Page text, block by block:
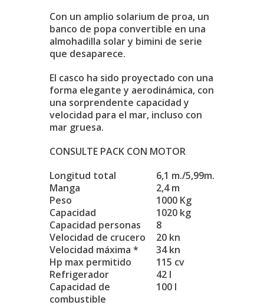
Con un amplio solarium de proa, un
banco de popa convertible en una
almohadilla solar y bimini de serie
que desaparece.
El casco ha sido proyectado con una
forma elegante y aerodinámica, con
una sorprendente capacidad y
velocidad para el mar, incluso con
mar gruesa.
CONSULTE PACK CON MOTOR
Longitud total
6,1 m./5,99m.
Manga
2,4 m
Peso
1000 Kg
Capacidad
1020 kg
Capacidad personas
8
Velocidad de crucero
20 kn
Velocidad máxima *
34 kn
Hp max permitido
115 cv
Refrigerador
42 l
Capacidad de
combustible
100 l